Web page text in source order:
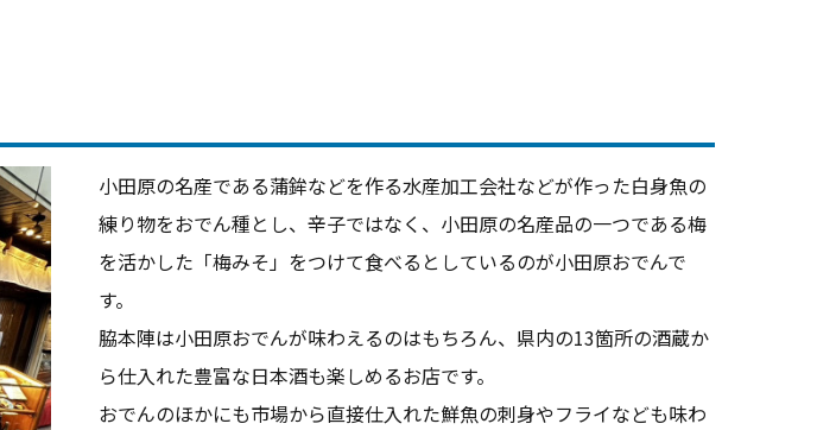
小田原の名産である蒲鉾などを作る水産加工会社などが作った白身魚の
練り物をおでん種とし、辛子ではなく、小田原の名産品の一つである梅
を活かした「梅みそ」をつけて食べるとしているのが小田原おでんで
す。
脇本陣は小田原おでんが味わえるのはもちろん、県内の13箇所の酒蔵か
ら仕入れた豊富な日本酒も楽しめるお店です。
おでんのほかにも市場から直接仕入れた鮮魚の刺身やフライなども味わ